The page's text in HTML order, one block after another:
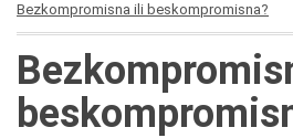
Bezkompromisna ili beskompromisna?